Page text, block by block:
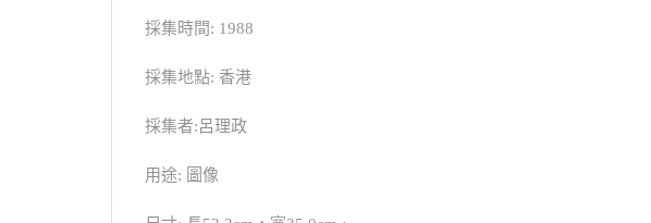
採集時間: 1988
採集地點: 香港
採集者:呂理政
用途: 圖像